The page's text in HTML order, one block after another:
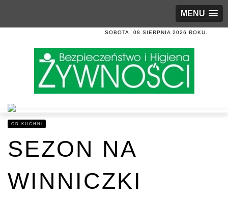
MENU
SOBOTA, 08 SIERPNIA 2026 ROKU.
OD KUCHNI
SEZON NA
WINNICZKI